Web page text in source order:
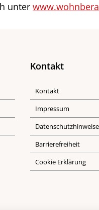
unter
Kontakt
Kontakt
Impressum
Datenschutzhinweise
Barrierefreiheit
Cookie Erklärung